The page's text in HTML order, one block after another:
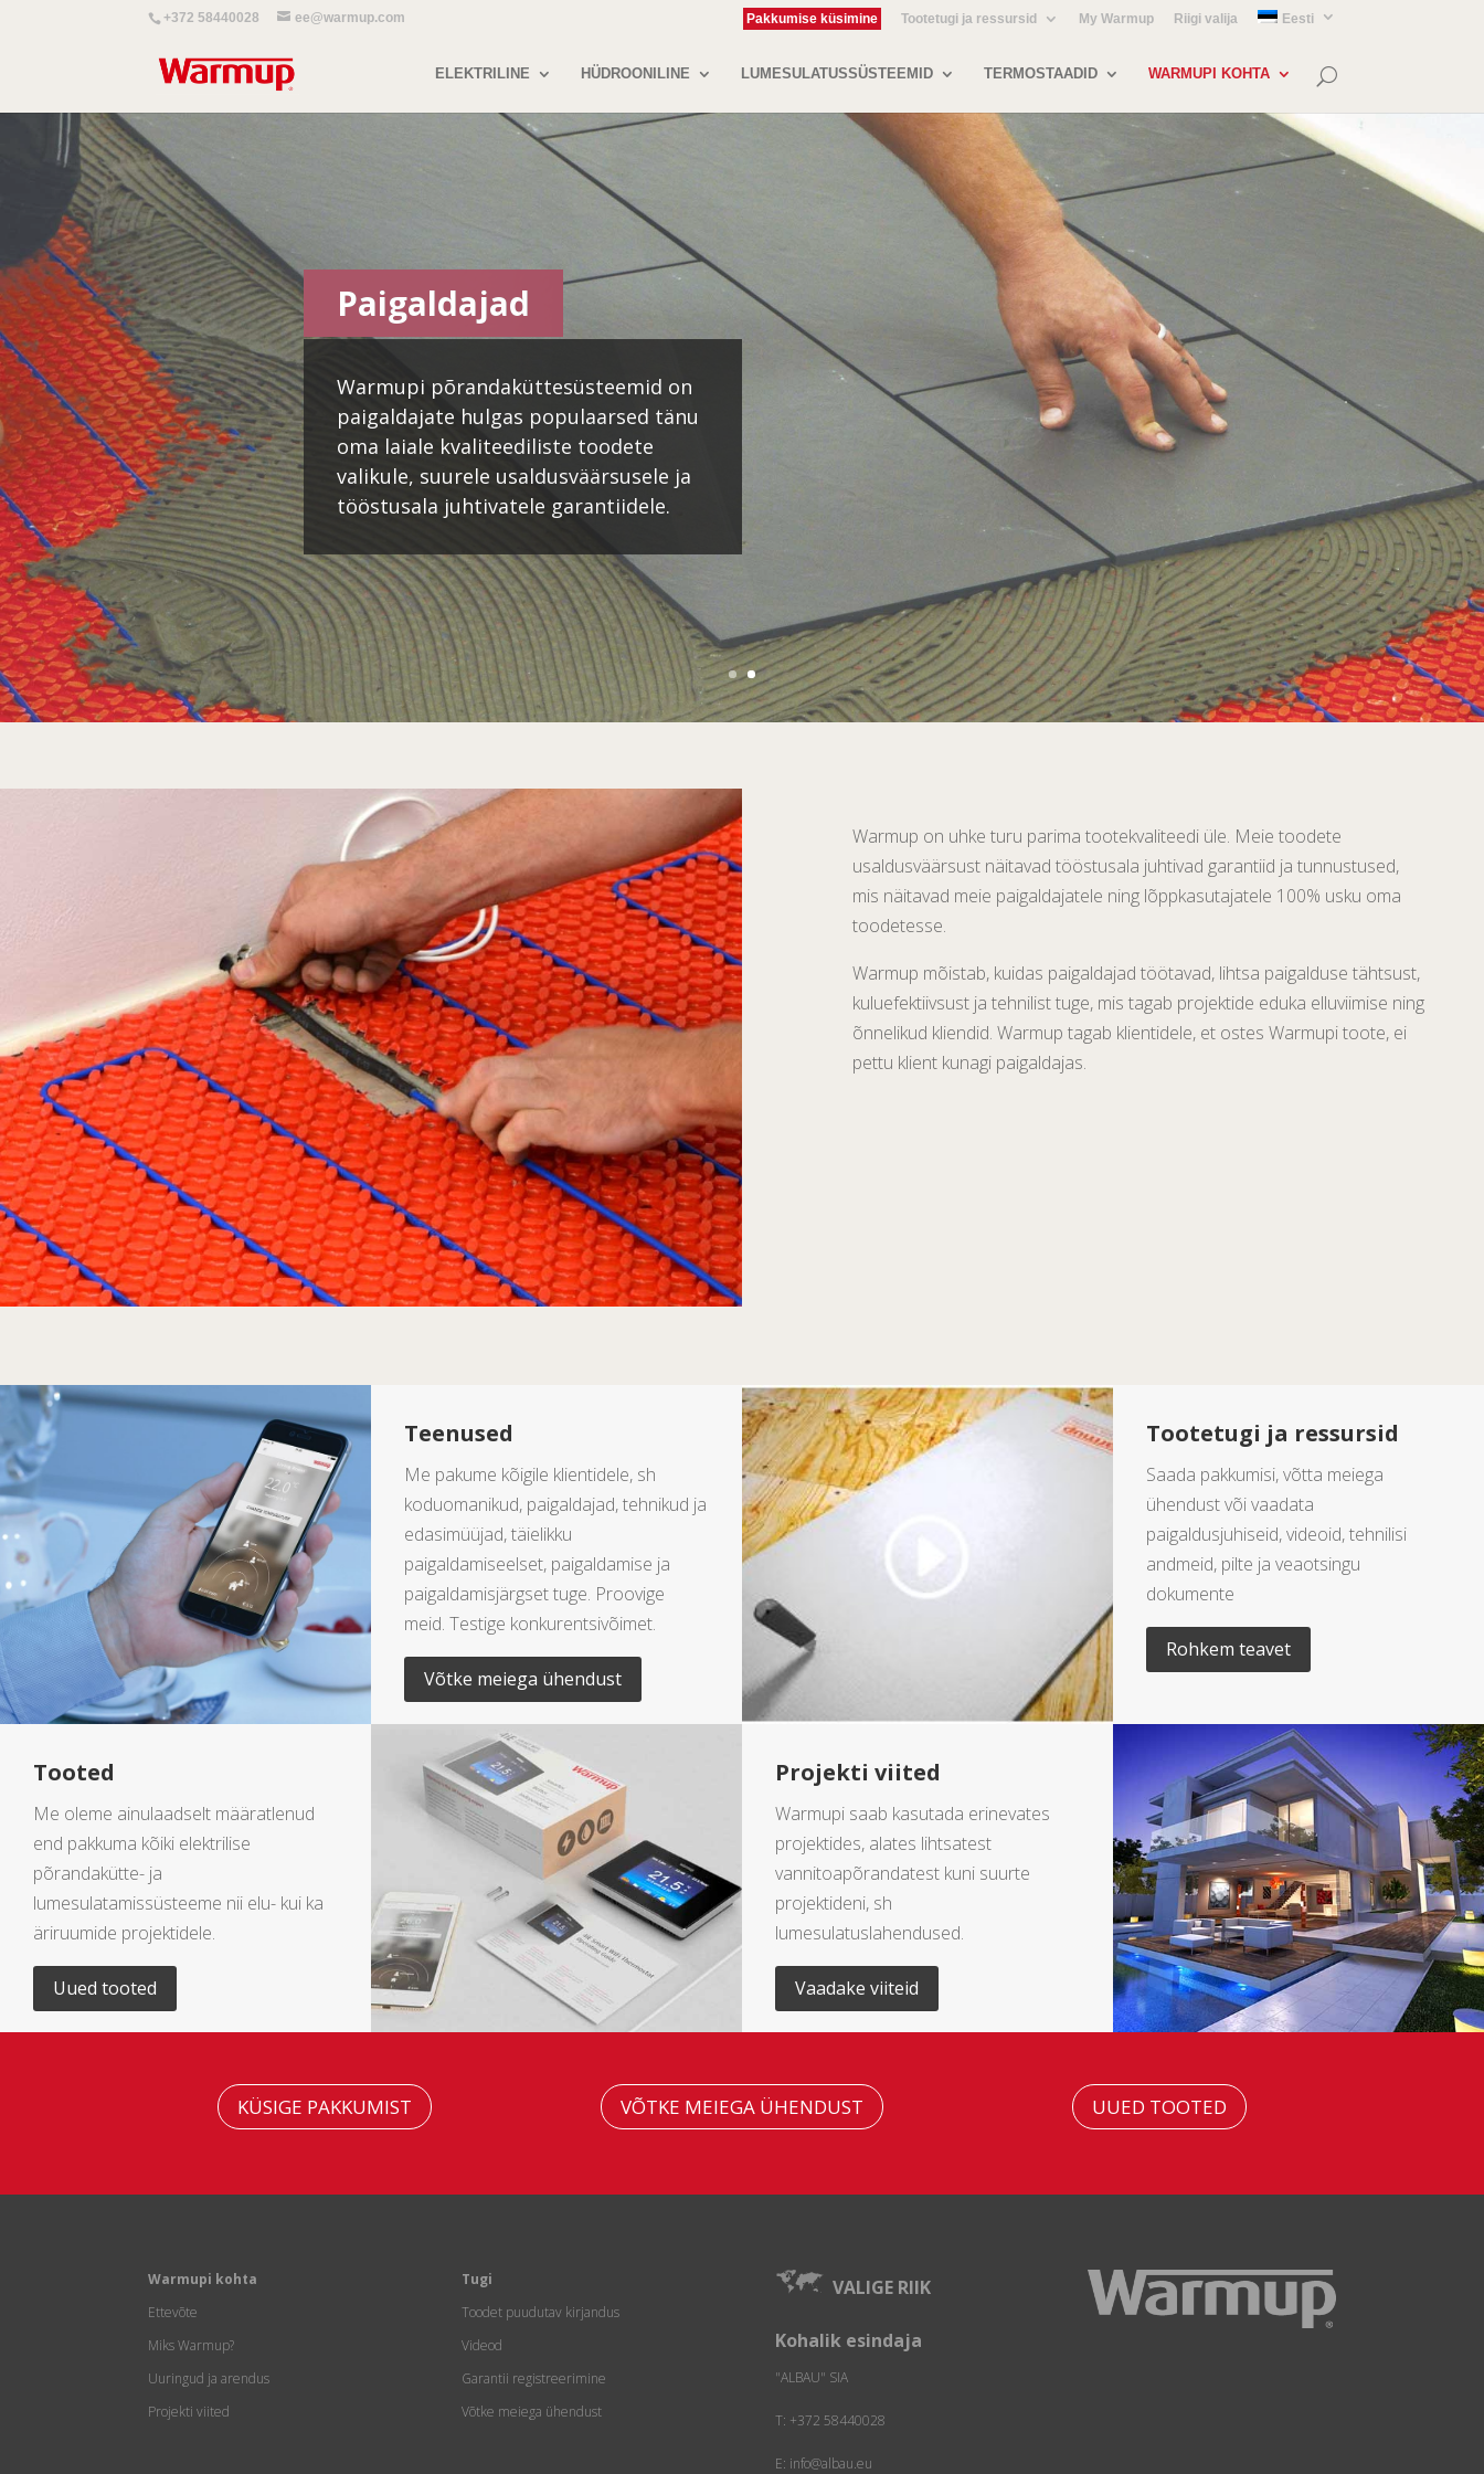
+372 58440028 ee@warmup.com Pakkumise küsimine Tootetugi ja ressursid My Warmup Riigi valija Eesti
ELEKTRILINE HÜDROONILINE LUMESULATUSSÜSTEEMID TERMOSTAADID WARMUPI KOHTA
Paigaldajad
Warmupi põrandaküttesüsteemid on
paigaldajate hulgas populaarsed tänu
oma laiale kvaliteediliste toodete
valikule, suurele usaldusväärsusele ja
tööstusala juhtivatele garantiidele.
Warmup on uhke turu parima tootekvaliteedi üle. Meie toodete
usaldusväärsust näitavad tööstusala juhtivad garantiid ja tunnustused,
mis näitavad meie paigaldajatele ning lõppkasutajatele 100% usku oma
toodetesse.
Warmup mõistab, kuidas paigaldajad töötavad, lihtsa paigalduse tähtsust,
kuluefektiivsust ja tehnilist tuge, mis tagab projektide eduka elluviimise ning
õnnelikud kliendid. Warmup tagab klientidele, et ostes Warmupi toote, ei
pettu klient kunagi paigaldajas.
Teenused
Me pakume kõigile klientidele, sh
koduomanikud, paigaldajad, tehnikud ja
edasimüüjad, täielikku
paigaldamiseelset, paigaldamise ja
paigaldamisjärgset tuge. Proovige
meid. Testige konkurentsivõimet.
Võtke meiega ühendust
Tootetugi ja ressursid
Saada pakkumisi, võtta meiega
ühendust või vaadata
paigaldusjuhiseid, videoid, tehnilisi
andmeid, pilte ja veaotsingu
dokumente
Rohkem teavet
Tooted
Me oleme ainulaadselt määratlenud
end pakkuma kõiki elektrilise
põrandakütte- ja
lumesulatamissüsteeme nii elu- kui ka
äriruumide projektidele.
Uued tooted
Projekti viited
Warmupi saab kasutada erinevates
projektides, alates lihtsatest
vannitoapõrandatest kuni suurte
projektideni, sh
lumesulatuslahendused.
Vaadake viiteid
KÜSIGE PAKKUMIST VÕTKE MEIEGA ÜHENDUST UUED TOOTED
Warmupi kohta
Ettevõte
Miks Warmup?
Uuringud ja arendus
Projekti viited
Tugi
Toodet puudutav kirjandus
Videod
Garantii registreerimine
Võtke meiega ühendust
VALIGE RIIK
Kohalik esindaja
"ALBAU" SIA
T: +372 58440028
E: info@albau.eu